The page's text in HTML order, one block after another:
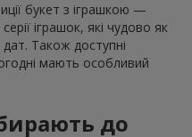
букет з іграшкою —
іграшок, які чудово як
Також доступні
мають особливий
до